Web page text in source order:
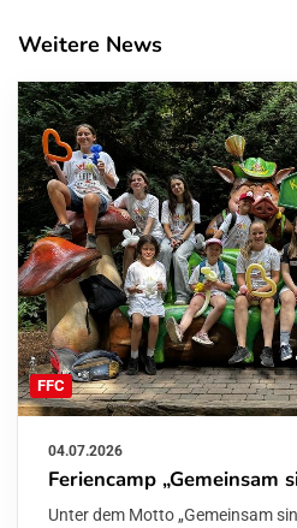
Weitere News
FFC
04.07.2026
Feriencamp „Gemeinsam
Unter dem Motto „Gemeinsam